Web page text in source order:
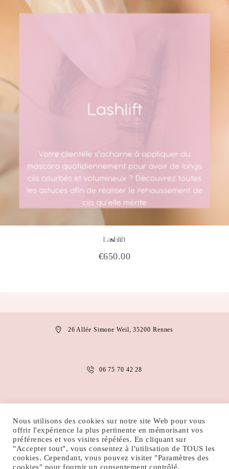
Lashlift
€650.00
26 Allée Simone Weil, 35200 Rennes
06 75 70 42 28
MENTIONS LÉGALES CONDITIONS D’UTILISATION
POLITIQUE DE COOKIES POLITIQUE DE CONFIDENTIALITÉ
Nous utilisons des cookies sur notre site Web pour vous
offrir l'expérience la plus pertinente en mémorisant vos
préférences et vos visites répétées. En cliquant sur
"Accepter tout", vous consentez à l'utilisation de TOUS les
cookies. Cependant, vous pouvez visiter "Paramètres des
cookies" pour fournir un consentement contrôlé.